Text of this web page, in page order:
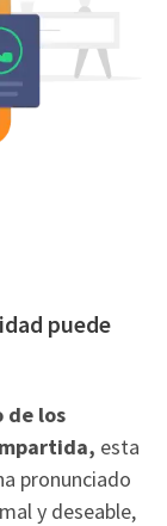
puede
de los
esta
pronunciado
y deseable,